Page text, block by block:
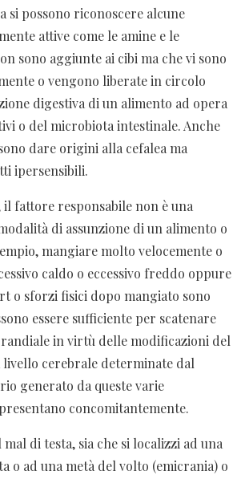
si possono riconoscere alcune
attive come le amine e le
sono aggiunte ai cibi ma che vi sono
o vengono liberate in circolo
digestiva di un alimento ad opera
o del microbiota intestinale. Anche
dare origini alla cefalea ma
ipersensibili.
fattore responsabile non è una
di assunzione di un alimento o
mangiare molto velocemente o
caldo o eccessivo freddo oppure
o sforzi fisici dopo mangiato sono
essere sufficiente per scatenare
in virtù delle modificazioni del
livello cerebrale determinate dal
generato da queste varie
concomitantemente.
mal di testa, sia che si localizzi ad una
o ad una metà del volto (emicrania) o